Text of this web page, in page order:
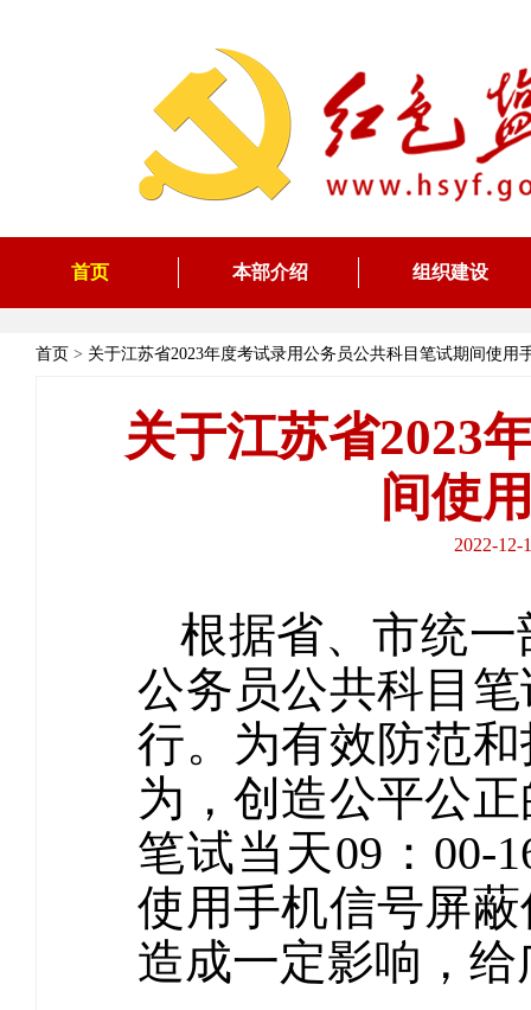
首页 本部介绍 组织建设
首页 > 关于江苏省2023年度考试录用公务员公共科目笔试期间使用
关于江苏省2023
间使
2022-
根据省、市统
公务员公共科目
行。为有效防范
为，创造公平公
笔试当天09：00-
使用手机信号屏
造成一定影响，